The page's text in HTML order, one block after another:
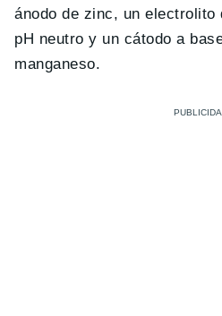
ánodo de zinc, un
pH neutro y un cátodo a
manganeso.